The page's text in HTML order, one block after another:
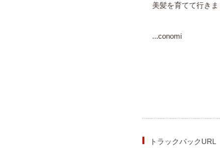
美髪を育てて行き
...conomi
トラックバックURL